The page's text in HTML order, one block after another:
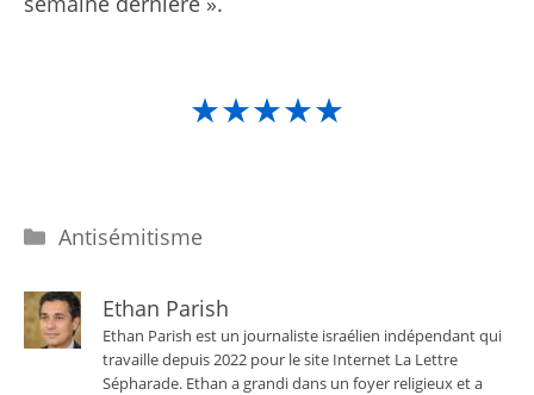
★★★★★
Catégories
Antisémitisme
Ethan Parish
Ethan Parish est un journaliste israélien indépendant qui
travaille depuis 2022 pour le site Internet La Lettre
Sépharade. Ethan a grandi dans un foyer religieux et a